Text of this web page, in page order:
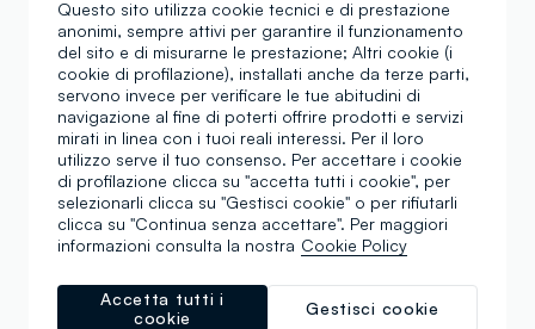
Dolcevita e Lupetti
Donna: il capo che sfida
le stagioni
Questo sito utilizza cookie tecnici e di prestazione
anonimi, sempre attivi per garantire il funzionamento
del sito e di misurarne le prestazione; Altri cookie (i
cookie di profilazione), installati anche da terze parti,
servono invece per verificare le tue abitudini di
navigazione al fine di poterti offrire prodotti e servizi
mirati in linea con i tuoi reali interessi. Per il loro
utilizzo serve il tuo consenso. Per accettare i cookie
di profilazione clicca su "accetta tutti i cookie", per
selezionarli clicca su "Gestisci cookie" o per rifiutarli
clicca su "Continua senza accettare". Per maggiori
informazioni consulta la nostra Cookie Policy
Gestisci cookie
Accetta tutti i
cookie